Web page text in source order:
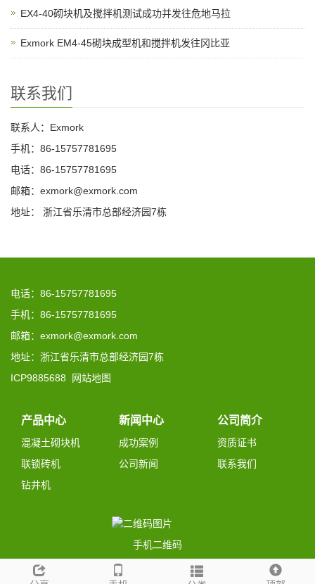
EX4-40砌块机及搅拌机测试成功并发往危地马拉
Exmork EM4-45砌块成型机和搅拌机发往冈比亚
联系我们
联系人：Exmork
手机：86-15757781695
电话：86-15757781695
邮箱：exmork@exmork.com
地址： 浙江省乐清市总部经济园7栋
电话：86-15757781695
手机：86-15757781695
邮箱：exmork@exmork.com
地址：浙江省乐清市总部经济园7栋
ICP9885688
网站地图
产品中心
混凝土砌块机
联锁砖机
钻井机
新闻中心
成功案例
公司新闻
公司简介
资质证书
联系我们
手机二维码